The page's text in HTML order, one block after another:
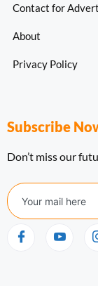
Contact for
About
Privacy Policy
Subscribe
Don’t miss our